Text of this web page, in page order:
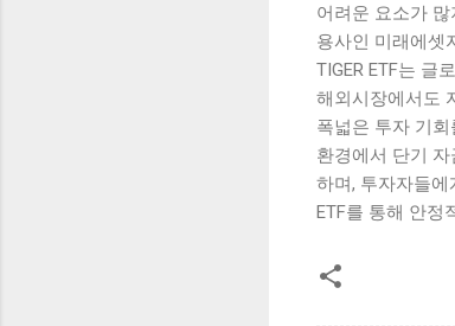
어려운 요소가
용사인 미래에셋
TIGER ETF는 글
해외시장에서도
폭넓은 투자 기
환경에서 단기
하며, 투자자들에
ETF를 통해 안정